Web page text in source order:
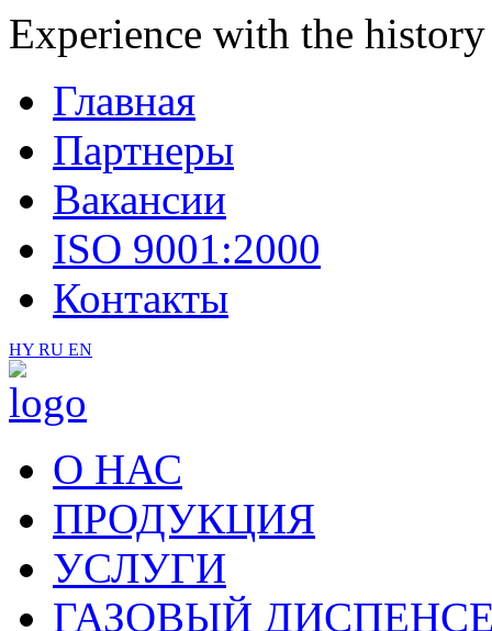
Еxperience with the history
Главная
Партнеры
Вакансии
ISO 9001:2000
Контакты
HY RU EN
О НАС
ПРОДУКЦИЯ
УСЛУГИ
ГАЗОВЫЙ